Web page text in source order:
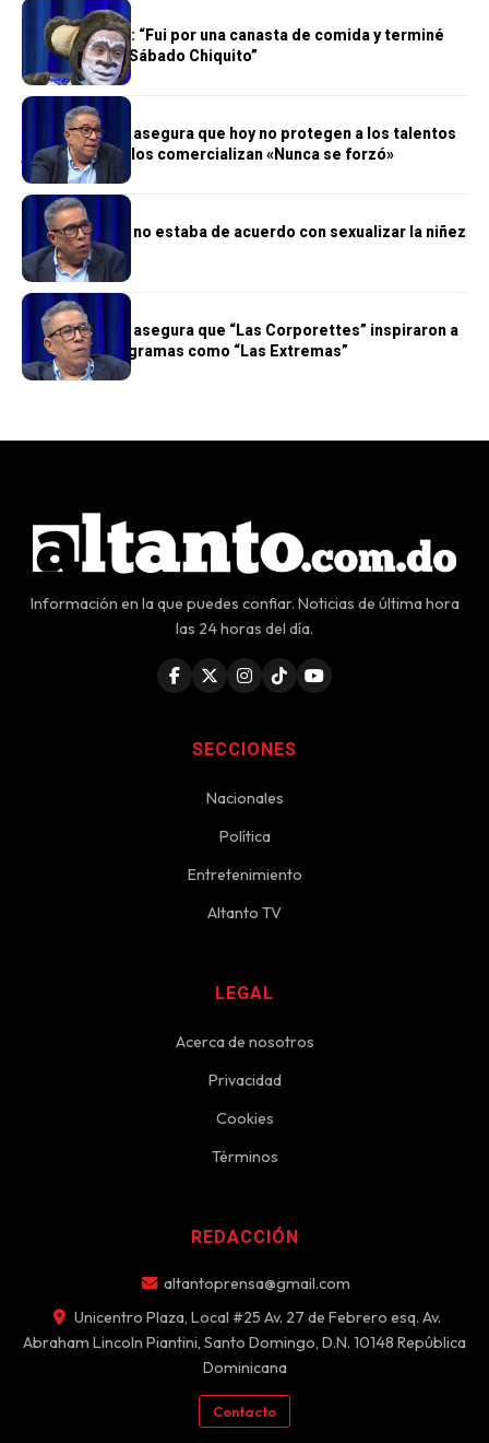
ALTANTO TV
Monito Quique: “Fui por una canasta de comida y terminé
trabajando en Sábado Chiquito”
ALTANTO TV
Chiqui Haddad asegura que hoy no protegen a los talentos
jóvenes y solo los comercializan «Nunca se forzó»
ALTANTO TV
Chiqui Haddad no estaba de acuerdo con sexualizar la niñez
ALTANTO TV
Chiqui Haddad asegura que “Las Corporettes” inspiraron a
figuras de programas como “Las Extremas”
Información en la que puedes confiar. Noticias de última hora
las 24 horas del día.
SECCIONES
Nacionales
Política
Entretenimiento
Altanto TV
LEGAL
Acerca de nosotros
Privacidad
Cookies
Términos
REDACCIÓN
altantoprensa@gmail.com
Unicentro Plaza, Local #25 Av. 27 de Febrero esq. Av.
Abraham Lincoln Piantini, Santo Domingo, D.N. 10148 República
Dominicana
Contacto